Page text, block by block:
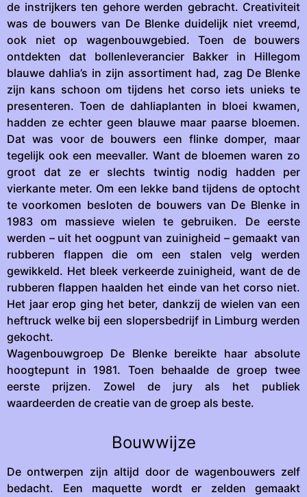
de instrijkers ten gehore werden gebracht. Creativiteit
was de bouwers van De Blenke duidelijk niet vreemd,
ook niet op wagenbouwgebied. Toen de bouwers
ontdekten dat bollenleverancier Bakker in Hillegom
blauwe dahlia’s in zijn assortiment had, zag De Blenke
zijn kans schoon om tijdens het corso iets unieks te
presenteren. Toen de dahliaplanten in bloei kwamen,
hadden ze echter geen blauwe maar paarse bloemen.
Dat was voor de bouwers een flinke domper, maar
tegelijk ook een meevaller. Want de bloemen waren zo
groot dat ze er slechts twintig nodig hadden per
vierkante meter. Om een lekke band tijdens de optocht
te voorkomen besloten de bouwers van De Blenke in
1983 om massieve wielen te gebruiken. De eerste
werden – uit het oogpunt van zuinigheid – gemaakt van
rubberen flappen die om een stalen velg werden
gewikkeld. Het bleek verkeerde zuinigheid, want de de
rubberen flappen haalden het einde van het corso niet.
Het jaar erop ging het beter, dankzij de wielen van een
heftruck welke bij een slopersbedrijf in Limburg werden
gekocht.
Wagenbouwgroep De Blenke bereikte haar absolute
hoogtepunt in 1981. Toen behaalde de groep twee
eerste prijzen. Zowel de jury als het publiek
waardeerden de creatie van de groep als beste.
Bouwwijze
De ontwerpen zijn altijd door de wagenbouwers zelf
bedacht. Een maquette wordt er zelden gemaakt